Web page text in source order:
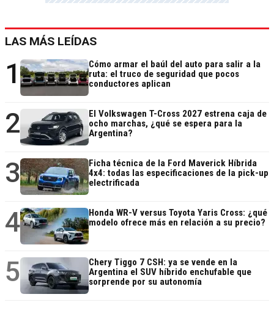
LAS MÁS LEÍDAS
1
Cómo armar el baúl del auto para salir a la
ruta: el truco de seguridad que pocos
conductores aplican
2
El Volkswagen T-Cross 2027 estrena caja de
ocho marchas, ¿qué se espera para la
Argentina?
3
Ficha técnica de la Ford Maverick Híbrida
4x4: todas las especificaciones de la pick-up
electrificada
4
Honda WR-V versus Toyota Yaris Cross: ¿qué
modelo ofrece más en relación a su precio?
5
Chery Tiggo 7 CSH: ya se vende en la
Argentina el SUV híbrido enchufable que
sorprende por su autonomía